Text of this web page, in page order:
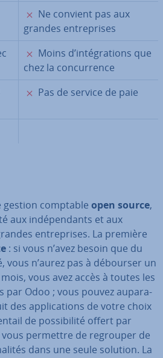
✗
Ne convient pas aux
grandes en­tre­prises
✗
Moins d’in­té­gra­tions que
chez la con­cur­rence
✗
Pas de service de paie
gestion comptable open source,
aux in­dé­pen­dants et aux
en­tre­prises. La première
: si vous n’avez besoin que du
vous n’aurez pas à débourser un
vous avez accès à toutes les
par Odoo ; vous pouvez au­pa­ra­
des ap­pli­ca­tions de votre choix
de pos­si­bi­lité offert par
permettre de regrouper de
dans une seule solution. La